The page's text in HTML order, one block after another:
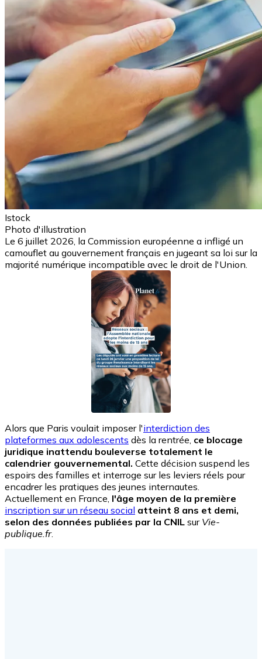
Istock
Photo d'illustration
Le 6 juillet 2026, la Commission européenne a infligé un
camouflet au gouvernement français en jugeant sa loi sur la
majorité numérique incompatible avec le droit de l'Union.
Alors que Paris voulait imposer l'interdiction des
plateformes aux adolescents dès la rentrée, ce blocage
juridique inattendu bouleverse totalement le
calendrier gouvernemental. Cette décision suspend les
espoirs des familles et interroge sur les leviers réels pour
encadrer les pratiques des jeunes internautes.
Actuellement en France, l'âge moyen de la première
inscription sur un réseau social atteint 8 ans et demi,
selon des données publiées par la CNIL sur Vie-
publique.fr.